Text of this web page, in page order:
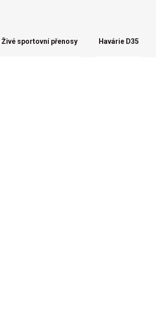
Živé sportovní přenosy Havárie D35